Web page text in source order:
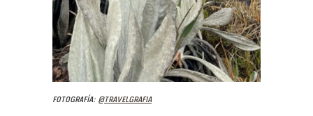
Fotografía: @travelgrafia